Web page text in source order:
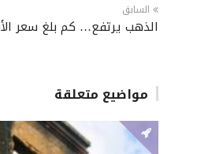
السابق
الذهب يرتفع… كم بلغ سعر
مواضيع متعلقة